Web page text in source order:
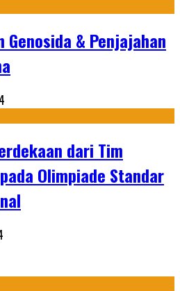
Genosida & Penjajahan
dari Tim
Olimpiade Standar